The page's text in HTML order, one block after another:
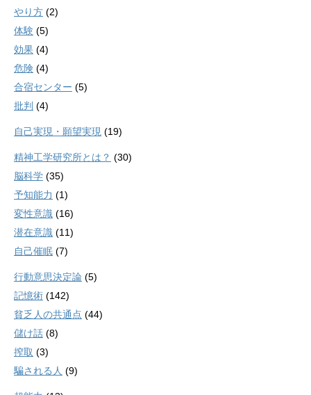
やり方 (2)
体験 (5)
効果 (4)
危険 (4)
合宿センター (5)
批判 (4)
自己実現・願望実現 (19)
精神工学研究所とは？ (30)
脳科学 (35)
予知能力 (1)
変性意識 (16)
潜在意識 (11)
自己催眠 (7)
行動意思決定論 (5)
記憶術 (142)
貧乏人の共通点 (44)
儲け話 (8)
搾取 (3)
騙される人 (9)